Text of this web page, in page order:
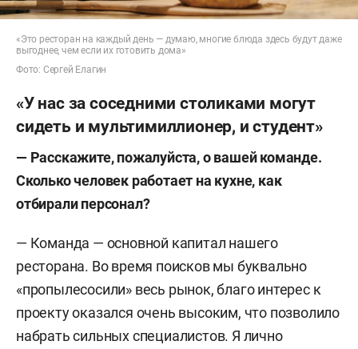
«Это ресторан на каждый день — думаю, многие блюда здесь будут даже
выгоднее, чем если их готовить дома»
Фото: Сергей Елагин
«У нас за соседними столиками могут
сидеть и мультимиллионер, и студент»
— Расскажите, пожалуйста, о вашей команде.
Сколько человек работает на кухне, как
отбирали персонал?
— Команда — основной капитал нашего
ресторана. Во время поисков мы буквально
«пропылесосили» весь рынок, благо интерес к
проекту оказался очень высоким, что позволило
набрать сильных специалистов. Я лично